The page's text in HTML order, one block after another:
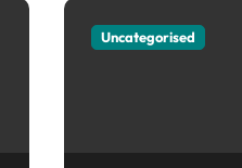
Uncategorised